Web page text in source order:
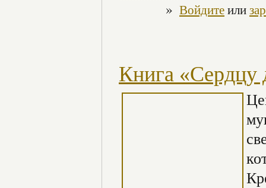
» Войдитеили
Книга «Сердцу